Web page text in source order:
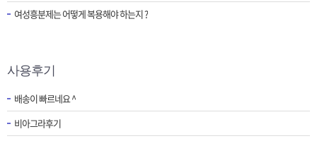
여성흥분제는 어떻게 복용해야 하는지 ?
사용후기
배송이 빠르네요 ^
비아그라후기